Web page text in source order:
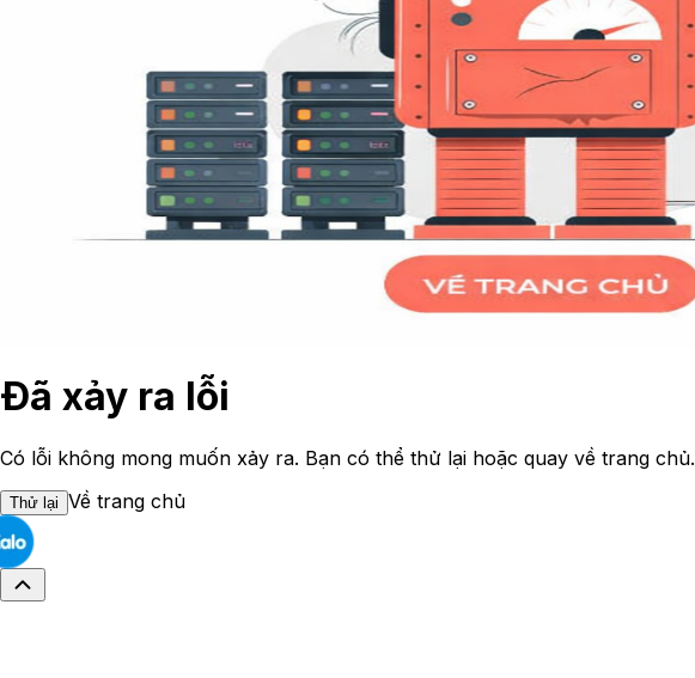
Đã xảy ra lỗi
Có lỗi không mong muốn xảy ra. Bạn có thể thử lại hoặc quay về trang chủ.
Thử lại Về trang chủ